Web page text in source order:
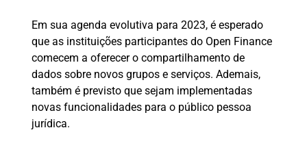
Em sua agenda evolutiva para 2023, é esperado
que as instituições participantes do Open Finance
comecem a oferecer o compartilhamento de
dados sobre novos grupos e serviços. Ademais,
também é previsto que sejam implementadas
novas funcionalidades para o público pessoa
jurídica.